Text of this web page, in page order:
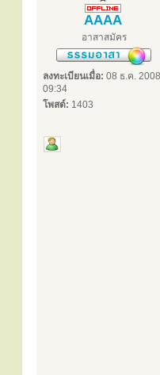
AAAA
อาสาสมัคร
ลงทะเบียนเมื่อ: 08 ธ.ค.
09:34
โพสต์: 1403